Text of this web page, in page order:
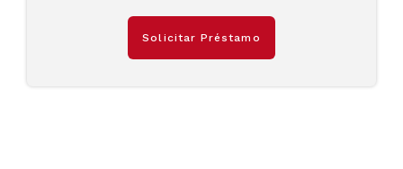
Solicitar Préstamo